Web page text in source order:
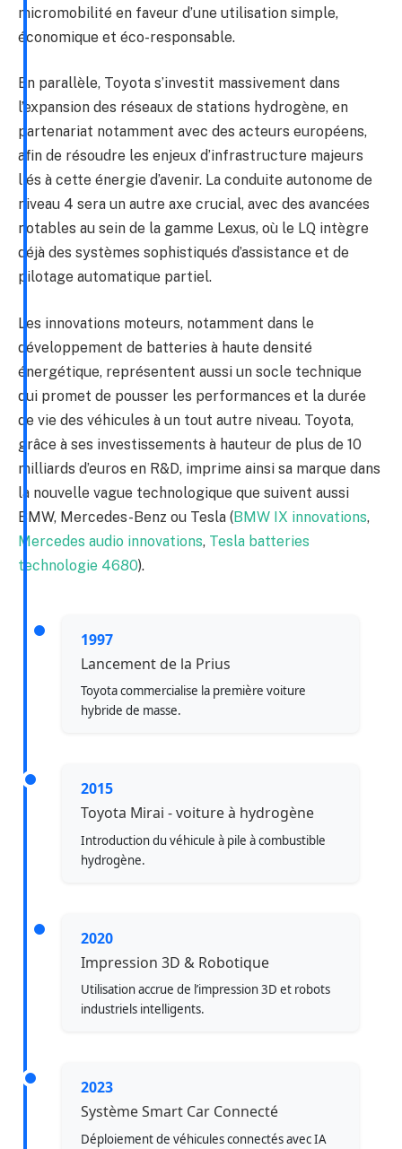
micromobilité en faveur d’une utilisation simple,
économique et éco-responsable.
En parallèle, Toyota s’investit massivement dans
l’expansion des réseaux de stations hydrogène, en
partenariat notamment avec des acteurs européens,
afin de résoudre les enjeux d’infrastructure majeurs
liés à cette énergie d’avenir. La conduite autonome de
niveau 4 sera un autre axe crucial, avec des avancées
notables au sein de la gamme Lexus, où le LQ intègre
déjà des systèmes sophistiqués d’assistance et de
pilotage automatique partiel.
Les innovations moteurs, notamment dans le
développement de batteries à haute densité
énergétique, représentent aussi un socle technique
qui promet de pousser les performances et la durée
de vie des véhicules à un tout autre niveau. Toyota,
grâce à ses investissements à hauteur de plus de 10
milliards d’euros en R&D, imprime ainsi sa marque dans
la nouvelle vague technologique que suivent aussi
BMW, Mercedes-Benz ou Tesla (BMW IX innovations,
Mercedes audio innovations, Tesla batteries
technologie 4680).
1997
Lancement de la Prius
Toyota commercialise la première voiture
hybride de masse.
2015
Toyota Mirai - voiture à hydrogène
Introduction du véhicule à pile à combustible
hydrogène.
2020
Impression 3D & Robotique
Utilisation accrue de l’impression 3D et robots
industriels intelligents.
2023
Système Smart Car Connecté
Déploiement de véhicules connectés avec IA